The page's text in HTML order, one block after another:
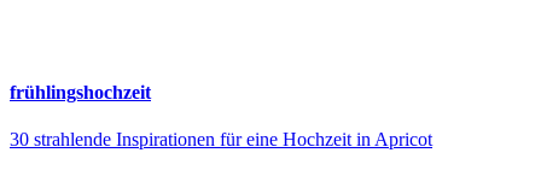
frühlingshochzeit
30 strahlende Inspirationen für eine Hochzeit in Apricot